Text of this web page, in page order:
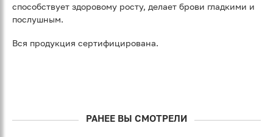
способствует здоровому росту, делает брови гладкими и
послушным.
Вся продукция сертифицирована.
РАНЕЕ ВЫ СМОТРЕЛИ